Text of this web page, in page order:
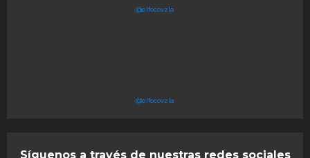
@elfocovzla
@elfocovzla
Síguenos a través de nuestras redes sociales